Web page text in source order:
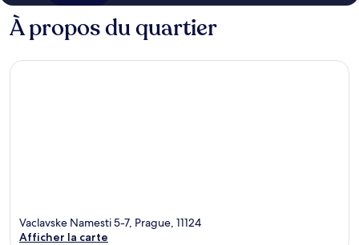
À propos du quartier
Vaclavske Namesti 5-7, Prague, 11124
Afficher la carte